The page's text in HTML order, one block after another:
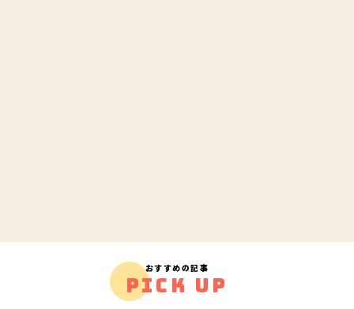
おすすめの記事
PICK UP